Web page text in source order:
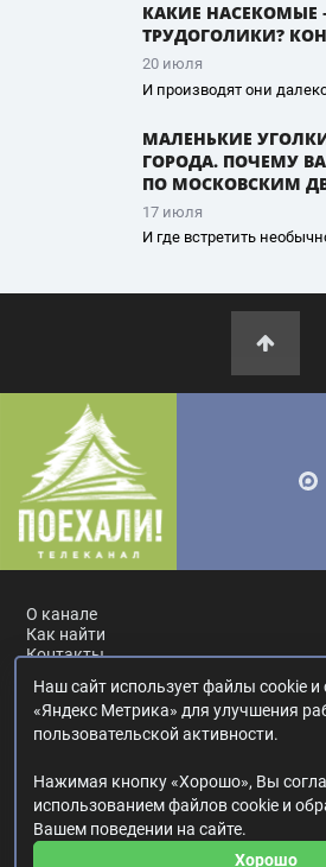
КАКИЕ
ТРУДОГОЛИКИ?
20 июля
И производят они
МАЛЕНЬКИЕ
ГОРОДА. ПОЧЕМУ
ПО МОСКОВСКИМ
17 июля
И где встретить
О канале
Как найти
Контакты
Россия, Москва, ул. Ак. Королёва, 19.+7
© 2017—2026. Редакция телеканала
Все права на любые материалы,
защищены.
Любое использование материалов
Наш сайт использует файлы cookie и
«Яндекс Метрика» для улучшения
пользовательской активности.
Нажимая кнопку «Хорошо», Вы
использованием файлов cookie и
Вашем поведении на сайте.
Хорошо